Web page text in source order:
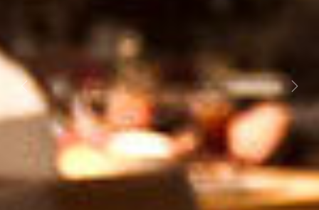
Previous Next